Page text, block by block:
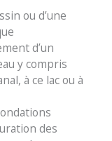
ou d’une
d’un
y compris
à ce lac ou à
des